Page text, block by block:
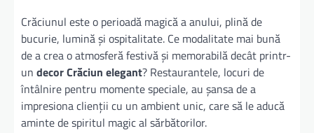
Crăciunul este o perioadă magică a anului, plină de
bucurie, lumină și ospitalitate. Ce modalitate mai bună
de a crea o atmosferă festivă și memorabilă decât printr-
un decor Crăciun elegant? Restaurantele, locuri de
întâlnire pentru momente speciale, au șansa de a
impresiona clienții cu un ambient unic, care să le aducă
aminte de spiritul magic al sărbătorilor.